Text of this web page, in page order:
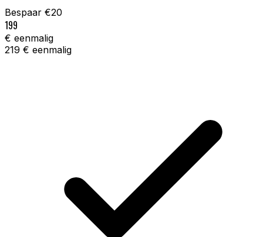
Bespaar €20
199
€ eenmalig
219 € eenmalig